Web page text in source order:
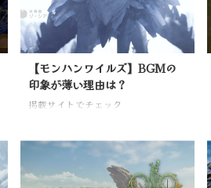
【モンハンワイルズ】BGMの
印象が薄い理由は？
掲載サイトでチェック